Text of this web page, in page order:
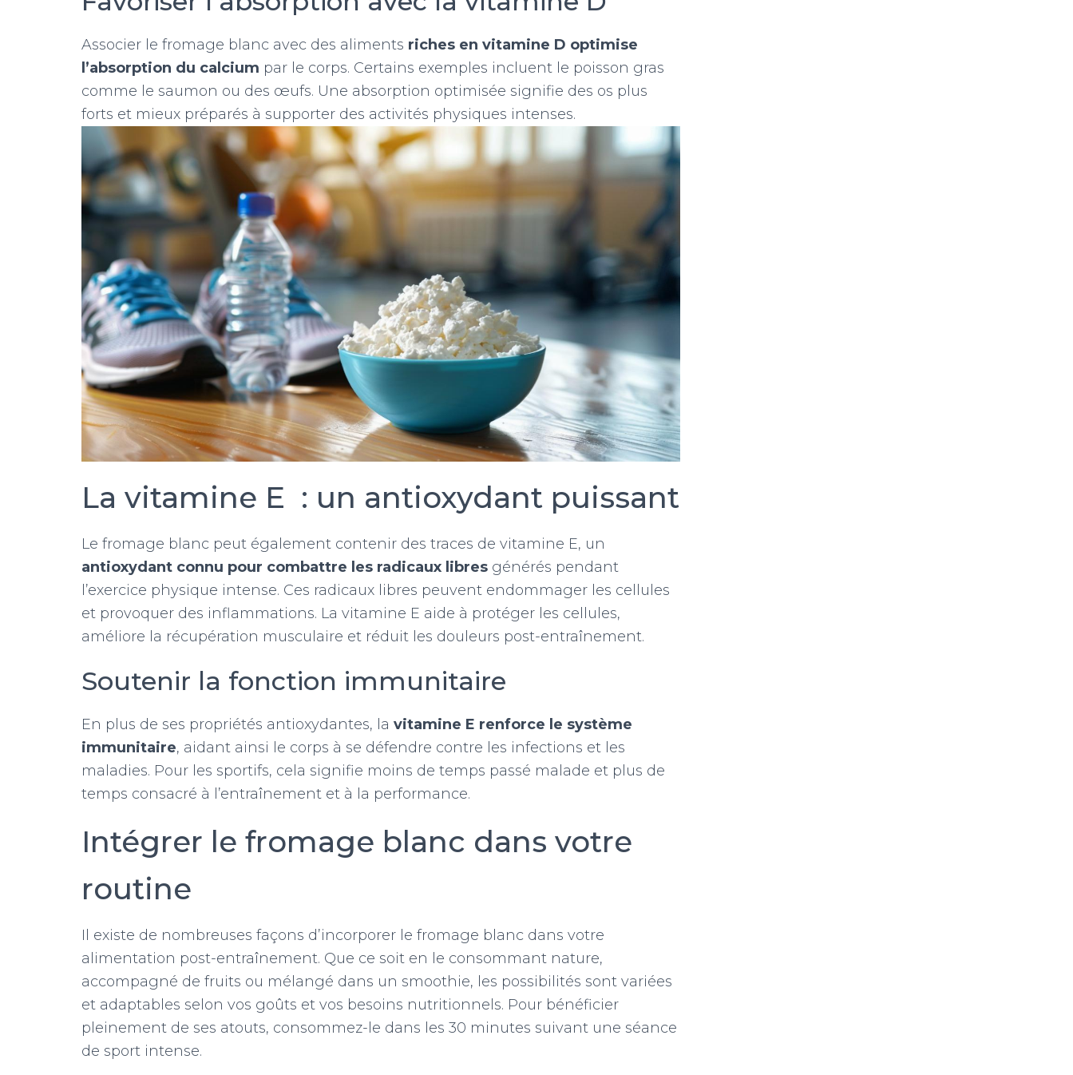
Associer le fromage blanc avec des aliments riches en vitamine D optimise
l’absorption du calcium par le corps. Certains exemples incluent le poisson gras
comme le saumon ou des œufs. Une absorption optimisée signifie des os plus
forts et mieux préparés à supporter des activités physiques intenses.
La vitamine E : un antioxydant puissant
Le fromage blanc peut également contenir des traces de vitamine E, un
antioxydant connu pour combattre les radicaux libres générés pendant
l’exercice physique intense. Ces radicaux libres peuvent endommager les cellules
et provoquer des inflammations. La vitamine E aide à protéger les cellules,
améliore la récupération musculaire et réduit les douleurs post-entraînement.
Soutenir la fonction immunitaire
En plus de ses propriétés antioxydantes, la vitamine E renforce le système
immunitaire, aidant ainsi le corps à se défendre contre les infections et les
maladies. Pour les sportifs, cela signifie moins de temps passé malade et plus de
temps consacré à l’entraînement et à la performance.
Intégrer le fromage blanc dans votre
routine
Il existe de nombreuses façons d’incorporer le fromage blanc dans votre
alimentation post-entraînement. Que ce soit en le consommant nature,
accompagné de fruits ou mélangé dans un smoothie, les possibilités sont variées
et adaptables selon vos goûts et vos besoins nutritionnels. Pour bénéficier
pleinement de ses atouts, consommez-le dans les 30 minutes suivant une séance
de sport intense.